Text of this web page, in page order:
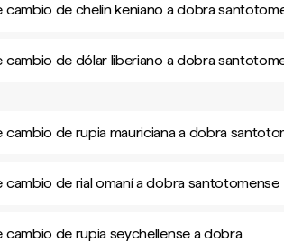
cambio de chelín keniano a dobra
cambio de dólar liberiano a dobra
cambio de rupia mauriciana a dobra
cambio de rial omaní a dobra santotomense
cambio de rupia seychellense a dobra